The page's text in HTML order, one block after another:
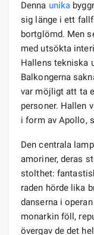
Denna unika
sig länge i ett
bortglömd. Men
med utsökta
Hallens tekniska
Balkongerna
var möjligt att ta
personer. Hallen
i form av Apollo,
Den centrala
amoriner, deras
stolthet:
raden hörde lika
danserna i
monarkin föll,
övergav de det